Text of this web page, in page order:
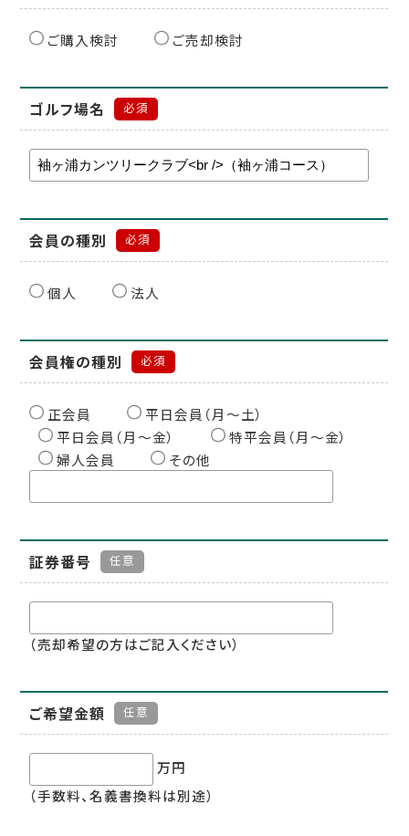
ご購入検討 ご売却検討
ゴルフ場名 必須
会員の種別 必須
個人 法人
会員権の種別 必須
正会員
平日会員（月〜土）
平日会員（月〜金）
特平会員（月〜金）
婦人会員
その他
証券番号 任意
（売却希望の方はご記入ください）
ご希望金額 任意
万円
（手数料、名義書換料は別途）